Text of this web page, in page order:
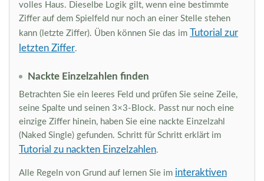
volles Haus. Dieselbe Logik gilt, wenn eine bestimmte
Ziffer auf dem Spielfeld nur noch an einer Stelle stehen
kann (letzte Ziffer). Üben können Sie das im Tutorial zur
letzten Ziffer.
Nackte Einzelzahlen finden
Betrachten Sie ein leeres Feld und prüfen Sie seine Zeile,
seine Spalte und seinen 3×3-Block. Passt nur noch eine
einzige Ziffer hinein, haben Sie eine nackte Einzelzahl
(Naked Single) gefunden. Schritt für Schritt erklärt im
Tutorial zu nackten Einzelzahlen.
Alle Regeln von Grund auf lernen Sie im interaktiven